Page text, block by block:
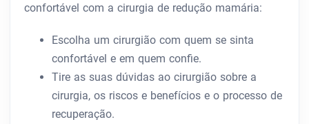
confortável com a cirurgia de redução mamária:
Escolha um cirurgião com quem se sinta
confortável e em quem confie.
Tire as suas dúvidas ao cirurgião sobre a
cirurgia, os riscos e benefícios e o processo de
recuperação.